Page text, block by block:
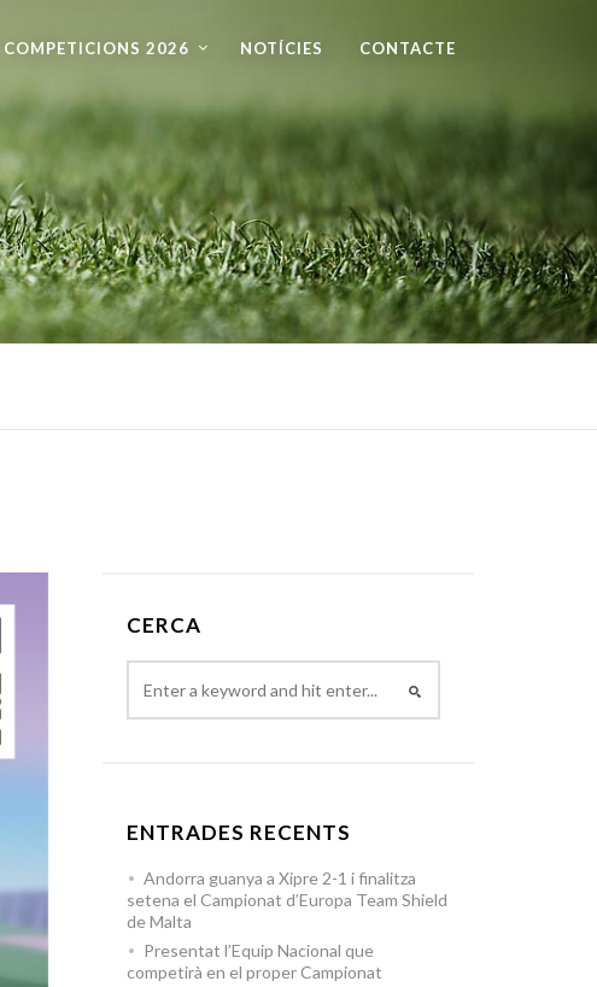
COMPETICIONS 2026 NOTÍCIES CONTACTE
CERCA
ENTRADES RECENTS
Andorra guanya a Xipre 2-1 i finalitza
setena el Campionat d’Europa Team Shield
de Malta
Presentat l’Equip Nacional que
competirà en el proper Campionat